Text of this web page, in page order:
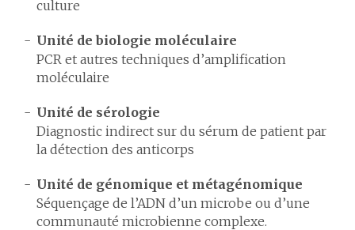
culture
Unité de biologie moléculaire
PCR et autres techniques d’amplification
moléculaire
Unité de sérologie
Diagnostic indirect sur du sérum de patient par
la détection des anticorps
Unité de génomique et métagénomique
Séquençage de l’ADN d’un microbe ou d’une
communauté microbienne complexe.